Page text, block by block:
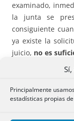
Principalmente
estadísticas propias
examinado,
la junta se
consiguiente
ya existe la
juicio, no es
Por ello se
efectos de
en el Registro